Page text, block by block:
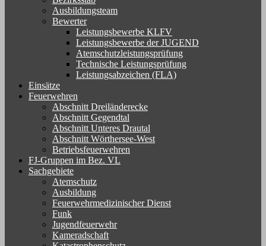
Ausbildungsteam
Bewerter
Leistungsbewerbe KLFV
Leistungsbewerbe der JUGEND
Atemschutzleistungsprüfung
Technische Leistungsprüfung
Leistungsabzeichen (FLA)
Einsätze
Feuerwehren
Abschnitt Dreiländerecke
Abschnitt Gegendtal
Abschnitt Unteres Drautal
Abschnitt Wörthersee-West
Betriebsfeuerwehren
FJ-Gruppen im Bez. VL
Sachgebiete
Atemschutz
Ausbildung
Feuerwehrmedizinischer Dienst
Funk
Jugendfeuerwehr
Kameradschaft